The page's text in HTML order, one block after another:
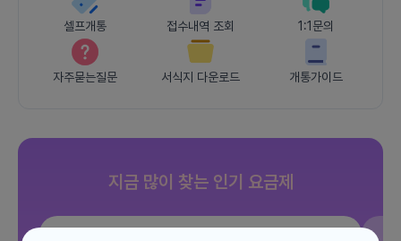
셀프개통 접수내역 조회 1:1문의
자주묻는질문 서식지 다운로드 개통가이드
지금 많이 찾는 인기 요금제